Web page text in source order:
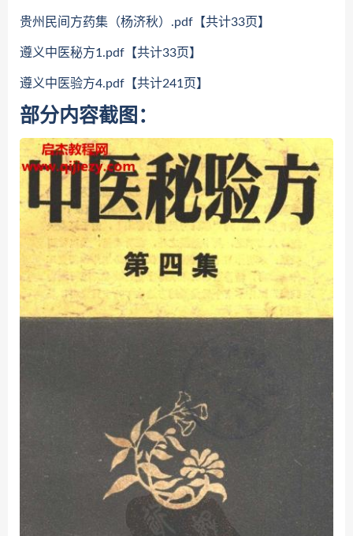
贵州民间方药集（杨济秋）.pdf【共计33页】
遵义中医秘方1.pdf【共计33页】
遵义中医验方4.pdf【共计241页】
部分内容截图：